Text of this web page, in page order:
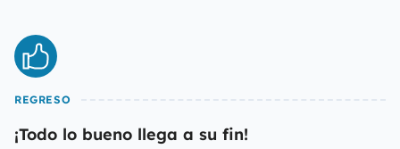
REGRESO
¡Todo lo bueno llega a su fin!